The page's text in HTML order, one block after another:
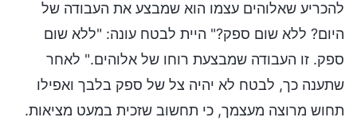
להכריע שאלוהים עצמו הוא שמבצע את העבודה של
היום? ללא שום ספק?" היית לבטח עונה: "ללא שום
ספק. זו העבודה שמבצעת רוחו של אלוהים." לאחר
שתענה כך, לבטח לא יהיה צל של ספק בלבך ואפילו
תחוש מרוצה מעצמך, כי תחשוב שזכית במעט מציאות.